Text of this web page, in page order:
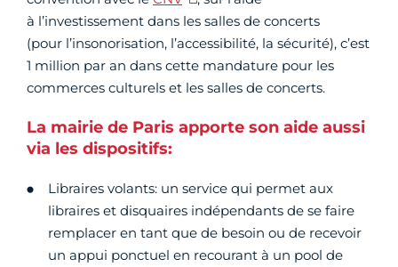
à l’investissement dans les salles de concerts
(pour l’insonorisation, l’accessibilité, la sécurité), c’est
1 million par an dans cette mandature pour les
commerces culturels et les salles de concerts.
La mairie de Paris apporte son aide aussi
via les dispositifs:
Libraires volants: un service qui permet aux
libraires et disquaires indépendants de se faire
remplacer en tant que de besoin ou de recevoir
un appui ponctuel en recourant à un pool de